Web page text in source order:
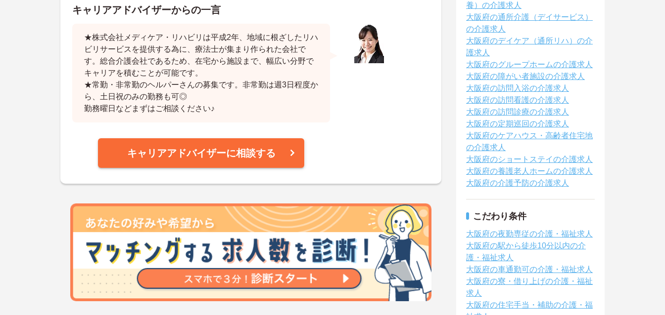
キャリアアドバイザーからの一言
★株式会社メディケア・リハビリは平成2年、地域に根ざしたリハ
ビリサービスを提供する為に、療法士が集まり作られた会社で
す。総合介護会社であるため、在宅から施設まで、幅広い分野で
キャリアを積むことが可能です。
★常勤・非常勤のヘルパーさんの募集です。非常勤は週3日程度か
ら、土日祝のみの勤務も可◎
勤務曜日などまずはご相談ください♪
キャリアアドバイザーに相談する
養）の介護求人
大阪府の通所介護（デイサービス）
の介護求人
大阪府のデイケア（通所リハ）の介
護求人
大阪府のグループホームの介護求人
大阪府の障がい者施設の介護求人
大阪府の訪問入浴の介護求人
大阪府の訪問看護の介護求人
大阪府の訪問診療の介護求人
大阪府の定期巡回の介護求人
大阪府のケアハウス・高齢者住宅地
の介護求人
大阪府のショートステイの介護求人
大阪府の養護老人ホームの介護求人
大阪府の介護予防の介護求人
こだわり条件
大阪府の夜勤専従の介護・福祉求人
大阪府の駅から徒歩10分以内の介
護・福祉求人
大阪府の車通勤可の介護・福祉求人
大阪府の寮・借り上げの介護・福祉
求人
大阪府の住宅手当・補助の介護・福